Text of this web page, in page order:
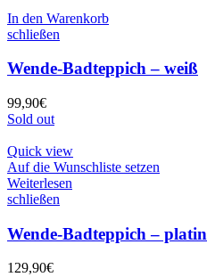
In den Warenkorb
schließen
Wende-Badteppich – weiß
99,90€
Sold out
Quick view
Auf die Wunschliste setzen
Weiterlesen
schließen
Wende-Badteppich – platin
129,90€